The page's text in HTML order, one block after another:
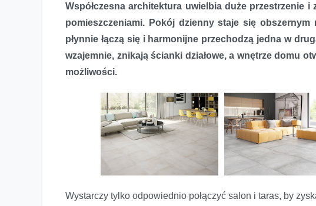
Przestrzeń wielu możliwości
Współczesna architektura uwielbia duże przestrzenie
pomieszczeniami. Pokój dzienny staje się
płynnie łączą się i harmonijne przechodzą jedna w
wzajemnie, znikają ścianki działowe, a wnętrze domu
możliwości.
Wystarczy tylko odpowiednio połączyć salon i taras, by